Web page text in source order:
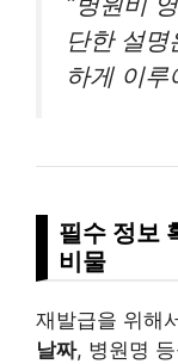
단한 설
하게 이루
필수 정보
비물
재발급을 위해
날짜, 병원명